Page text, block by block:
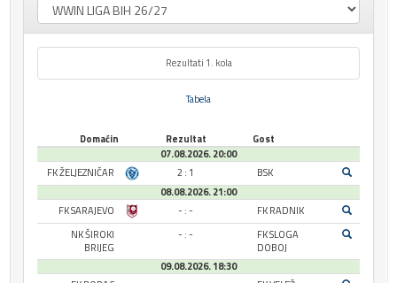
Rezultati 1. kola
Tabela
Domaćin Rezultat
Gost
07.08.2026. 20:00
FK ŽELJEZNIČAR
2 : 1
BSK
08.08.2026. 21:00
FK SARAJEVO
- : -
FK RADNIK
NK ŠIROKI
BRIJEG
- : -
FK SLOGA
DOBOJ
09.08.2026. 18:30